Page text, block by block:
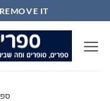
to
content
IT...